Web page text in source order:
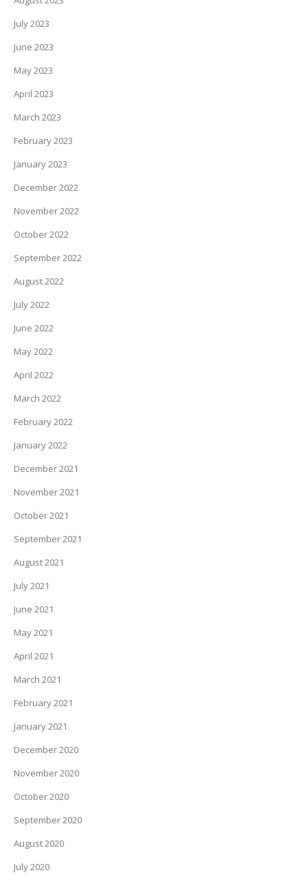
July 2023
June 2023
May 2023
April 2023
March 2023
February 2023
January 2023
December 2022
November 2022
October 2022
September 2022
August 2022
July 2022
June 2022
May 2022
April 2022
March 2022
February 2022
January 2022
December 2021
November 2021
October 2021
September 2021
August 2021
July 2021
June 2021
May 2021
April 2021
March 2021
February 2021
January 2021
December 2020
November 2020
October 2020
September 2020
August 2020
July 2020